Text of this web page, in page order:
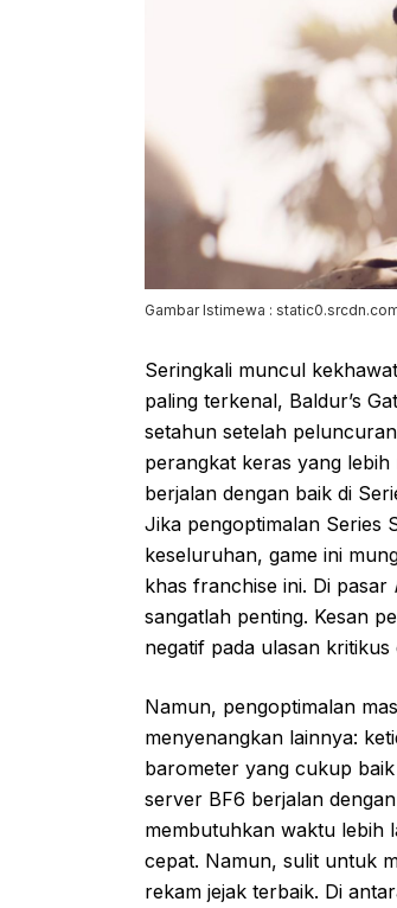
Gambar Istimewa :
Seringkali muncul
paling terkenal, Baldur’s
setahun setelah
perangkat keras yang lebih
berjalan dengan baik di
Jika pengoptimalan Series
keseluruhan, game ini
khas franchise ini. Di pasar
sangatlah penting. Kesan
negatif pada ulasan kritikus
Namun, pengoptimalan
menyenangkan lainnya:
barometer yang cukup
server BF6 berjalan
membutuhkan waktu lebih
cepat. Namun, sulit untuk
rekam jejak terbaik. Di